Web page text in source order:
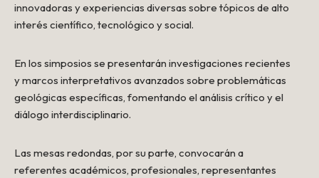
innovadoras y experiencias diversas sobre tópicos de alto
interés científico, tecnológico y social.
En los simposios se presentarán investigaciones recientes
y marcos interpretativos avanzados sobre problemáticas
geológicas específicas, fomentando el análisis crítico y el
diálogo interdisciplinario.
Las mesas redondas, por su parte, convocarán a
referentes académicos, profesionales, representantes